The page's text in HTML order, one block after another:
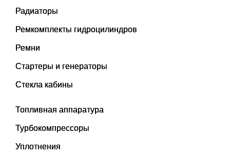
Радиаторы
Ремкомплекты гидроцилиндров
Ремни
Стартеры и генераторы
Стекла кабины
Топливная аппаратура
Турбокомпрессоры
Уплотнения